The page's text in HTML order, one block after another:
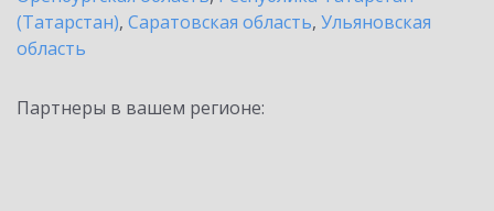
(Татарстан), Саратовская область, Ульяновская
область
Партнеры в вашем регионе: